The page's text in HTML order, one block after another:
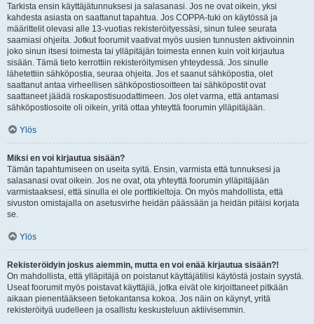
Tarkista ensin käyttäjätunnuksesi ja salasanasi. Jos ne ovat oikein, yksi
kahdesta asiasta on saattanut tapahtua. Jos COPPA-tuki on käytössä ja
määrittelit olevasi alle 13-vuotias rekisteröityessäsi, sinun tulee seurata
saamiasi ohjeita. Jotkut foorumit vaativat myös uusien tunnusten aktivoinnin
joko sinun itsesi toimesta tai ylläpitäjän toimesta ennen kuin voit kirjautua
sisään. Tämä tieto kerrottiin rekisteröitymisen yhteydessä. Jos sinulle
lähetettiin sähköpostia, seuraa ohjeita. Jos et saanut sähköpostia, olet
saattanut antaa virheellisen sähköpostiosoitteen tai sähköpostit ovat
saattaneet jäädä roskapostisuodattimeen. Jos olet varma, että antamasi
sähköpostiosoite oli oikein, yritä ottaa yhteyttä foorumin ylläpitäjään.
Ylös
Miksi en voi kirjautua sisään?
Tämän tapahtumiseen on useita syitä. Ensin, varmista että tunnuksesi ja
salasanasi ovat oikein. Jos ne ovat, ota yhteyttä foorumin ylläpitäjään
varmistaaksesi, että sinulla ei ole porttikieltoja. On myös mahdollista, että
sivuston omistajalla on asetusvirhe heidän päässään ja heidän pitäisi korjata
se.
Ylös
Rekisteröidyin joskus aiemmin, mutta en voi enää kirjautua sisään?!
On mahdollista, että ylläpitäjä on poistanut käyttäjätilisi käytöstä jostain syystä.
Useat foorumit myös poistavat käyttäjiä, jotka eivät ole kirjoittaneet pitkään
aikaan pienentääkseen tietokantansa kokoa. Jos näin on käynyt, yritä
rekisteröityä uudelleen ja osallistu keskusteluun aktiivisemmin.